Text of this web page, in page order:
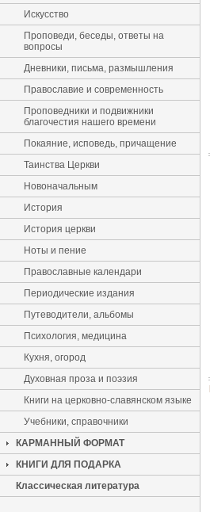
Искусство
Проповеди, беседы, ответы на
вопросы
Дневники, письма, размышления
Православие и современность
Проповедники и подвижники
благочестия нашего времени
Покаяние, исповедь, причащение
Таинства Церкви
Новоначальным
История
История церкви
Ноты и пение
Православные календари
Периодические издания
Путеводители, альбомы
Психология, медицина
Кухня, огород
Духовная проза и поэзия
Книги на церковно-славянском языке
Учебники, справочники
КАРМАННЫЙ ФОРМАТ
КНИГИ ДЛЯ ПОДАРКА
Классическая литература